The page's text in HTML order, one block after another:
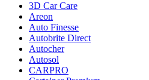
3D Car Care
Areon
Auto Finesse
Autobrite Direct
Autocher
Autosol
CARPRO